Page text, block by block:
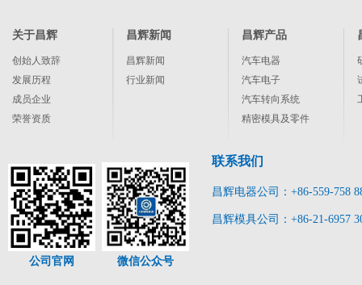
关于昌辉
创始人致辞
发展历程
成员企业
荣誉资质
昌辉新闻
昌辉新闻
行业新闻
昌辉产品
汽车电器
汽车电子
汽车转向系统
精密模具及零件
公司官网 微信公众号
联系我们
昌辉电器公司：+86-559-758
昌辉模具公司：+86-21-6957